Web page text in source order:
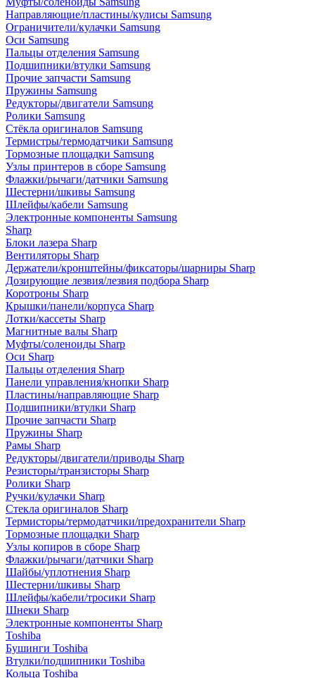
Направляющие/пластины/кулисы Samsung
Ограничители/кулачки Samsung
Оси Samsung
Пальцы отделения Samsung
Подшипники/втулки Samsung
Прочие запчасти Samsung
Пружины Samsung
Редукторы/двигатели Samsung
Ролики Samsung
Стёкла оригиналов Samsung
Термистры/термодатчики Samsung
Тормозные площадки Samsung
Узлы принтеров в сборе Samsung
Флажки/рычаги/датчики Samsung
Шестерни/шкивы Samsung
Шлейфы/кабели Samsung
Электронные компоненты Samsung
Sharp
Блоки лазера Sharp
Вентиляторы Sharp
Держатели/кронштейны/фиксаторы/шарниры Sharp
Дозирующие лезвия/лезвия подбора Sharp
Коротроны Sharp
Крышки/панели/корпуса Sharp
Лотки/кассеты Sharp
Магнитные валы Sharp
Муфты/соленоиды Sharp
Оси Sharp
Пальцы отделения Sharp
Панели управления/кнопки Sharp
Пластины/направляющие Sharp
Подшипники/втулки Sharp
Прочие запчасти Sharp
Пружины Sharp
Рамы Sharp
Редукторы/двигатели/приводы Sharp
Резисторы/транзисторы Sharp
Ролики Sharp
Ручки/кулачки Sharp
Стекла оригиналов Sharp
Термисторы/термодатчики/предохранители Sharp
Тормозные площадки Sharp
Узлы копиров в сборе Sharp
Флажки/рычаги/датчики Sharp
Шайбы/уплотнения Sharp
Шестерни/шкивы Sharp
Шлейфы/кабели/тросики Sharp
Шнеки Sharp
Электронные компоненты Sharp
Toshiba
Бушинги Toshiba
Втулки/подшипники Toshiba
Кольца Toshiba